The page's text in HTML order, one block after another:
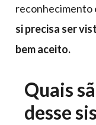
reconhecimento
si precisa ser
bem aceito.
Quais
desse